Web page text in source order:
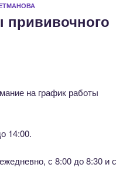
прививочного
на график работы
14:00.
с 8:00 до 8:30 и с